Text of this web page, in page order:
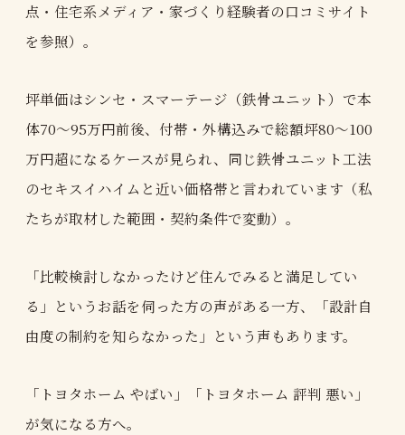
点・住宅系メディア・家づくり経験者の口コミサイト
を参照）。
坪単価はシンセ・スマーテージ（鉄骨ユニット）で本
体70〜95万円前後、付帯・外構込みで総額坪80〜100
万円超になるケースが見られ、同じ鉄骨ユニット工法
のセキスイハイムと近い価格帯と言われています（私
たちが取材した範囲・契約条件で変動）。
「比較検討しなかったけど住んでみると満足してい
る」というお話を伺った方の声がある一方、「設計自
由度の制約を知らなかった」という声もあります。
「トヨタホーム やばい」「トヨタホーム 評判 悪い」
が気になる方へ。